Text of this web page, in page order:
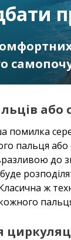
або
помилка
пальця або
до
ж